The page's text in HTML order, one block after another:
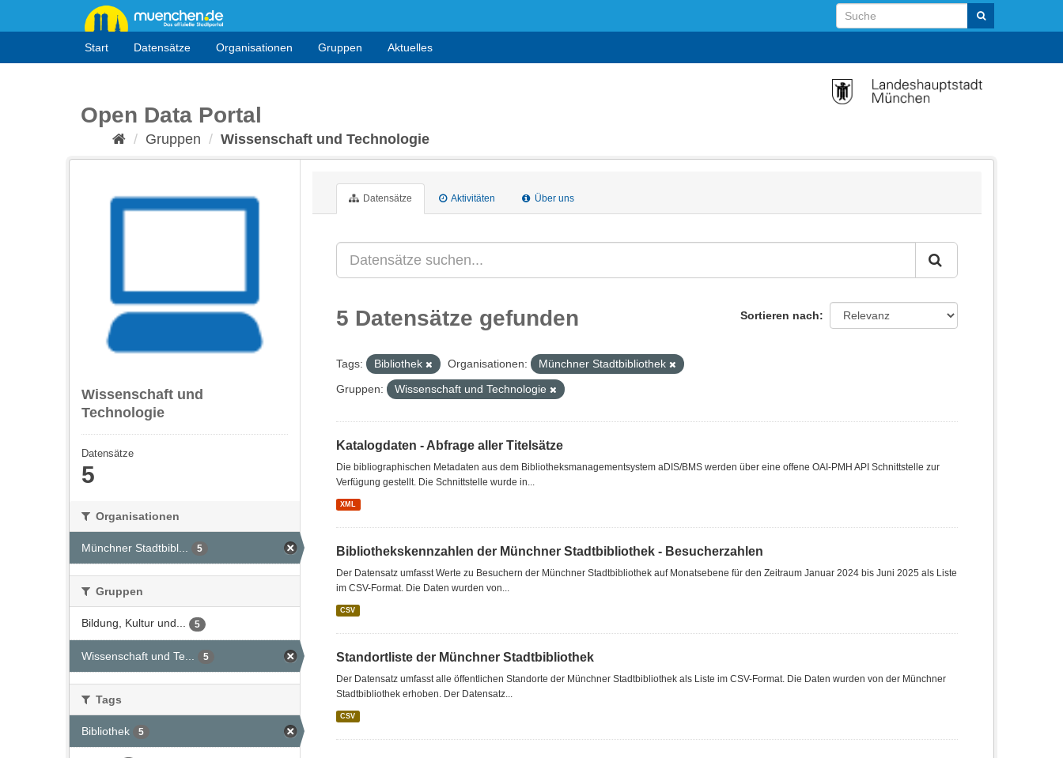
Start Datensätze Organisationen Gruppen Aktuelles
Open Data Portal
Gruppen Wissenschaft und Technologie
Wissenschaft und
Technologie
Datensätze
5
Organisationen
Münchner Stadtbibl... 5
Gruppen
Bildung, Kultur und... 5
Wissenschaft und Te... 5
Tags
Bibliothek 5
Datensätze Aktivitäten Über uns
Sortieren nach
5 Datensätze gefunden
Tags: Bibliothek Organisationen:
Münchner Stadtbibliothek
Gruppen:
Wissenschaft und Technologie
Katalogdaten - Abfrage aller Titelsätze
Die bibliographischen Metadaten aus dem Bibliotheksmanagementsystem aDIS/BMS werden über eine offene OAI-PMH API Schnittstelle zur
Verfügung gestellt. Die Schnittstelle wurde in...
XML
Bibliothekskennzahlen der Münchner Stadtbibliothek - Besucherzahlen
Der Datensatz umfasst Werte zu Besuchern der Münchner Stadtbibliothek auf Monatsebene für den Zeitraum Januar 2024 bis Juni 2025 als Liste
im CSV-Format. Die Daten wurden von...
CSV
Standortliste der Münchner Stadtbibliothek
Der Datensatz umfasst alle öffentlichen Standorte der Münchner Stadtbibliothek als Liste im CSV-Format. Die Daten wurden von der Münchner
Stadtbibliothek erhoben. Der Datensatz...
CSV